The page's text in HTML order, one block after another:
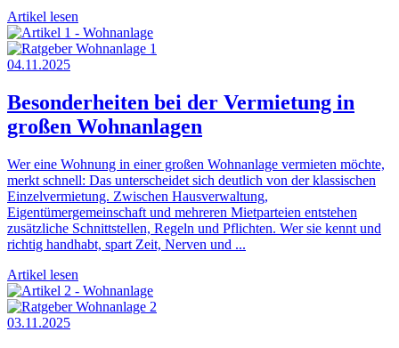
Artikel lesen
04.11.2025
Besonderheiten bei der Vermietung in
großen Wohnanlagen
Wer eine Wohnung in einer großen Wohnanlage vermieten möchte,
merkt schnell: Das unterscheidet sich deutlich von der klassischen
Einzelvermietung. Zwischen Hausverwaltung,
Eigentümergemeinschaft und mehreren Mietparteien entstehen
zusätzliche Schnittstellen, Regeln und Pflichten. Wer sie kennt und
richtig handhabt, spart Zeit, Nerven und ...
Artikel lesen
03.11.2025